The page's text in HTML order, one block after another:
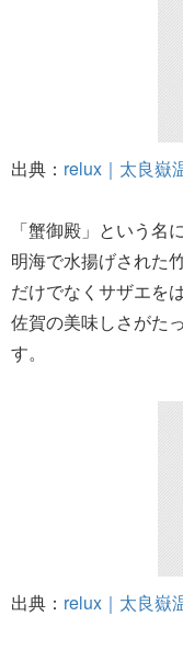
出典： relux｜太良嶽
「蟹御殿」という
明海で水揚げされた
だけでなくサザエを
佐賀の美味しさがた
す。
出典： relux｜太良嶽